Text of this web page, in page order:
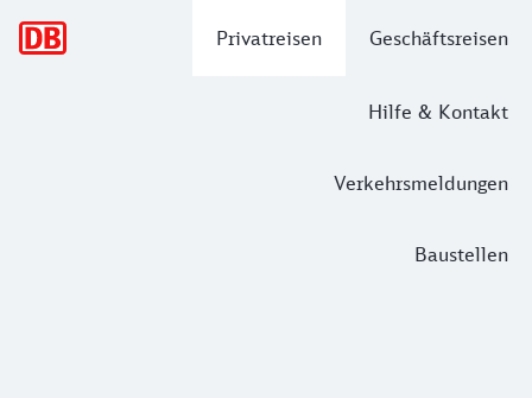
Privatreisen Geschäftsreisen
Hilfe & Kontakt
Verkehrsmeldungen
Baustellen